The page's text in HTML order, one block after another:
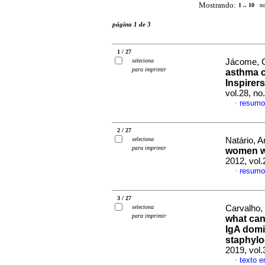
Mostrando: 1 .. 10
página 1 de 3
1 / 27
seleciona
para imprimir
Jácome,
asthma
vol.28,
·
2 / 27
seleciona
para imprimir
Natário,
women
2012,
·
3 / 27
seleciona
para imprimir
what
IgA
2019,
· texto